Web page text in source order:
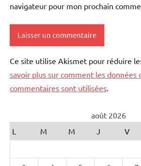
navigateur pour mon prochain
Ce site utilise Akismet pour réduire
savoir plus sur comment les données
commentaires sont utilisées
août 2026
L
M M J V